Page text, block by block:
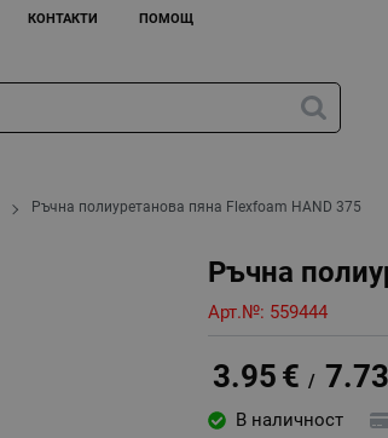
КОНТАКТИ ПОМОЩ
Ръчна полиуретанова пяна Flexfoam HAND 375
Ръчна
Арт.№: 559444
3.95 € / 7.73
В наличност